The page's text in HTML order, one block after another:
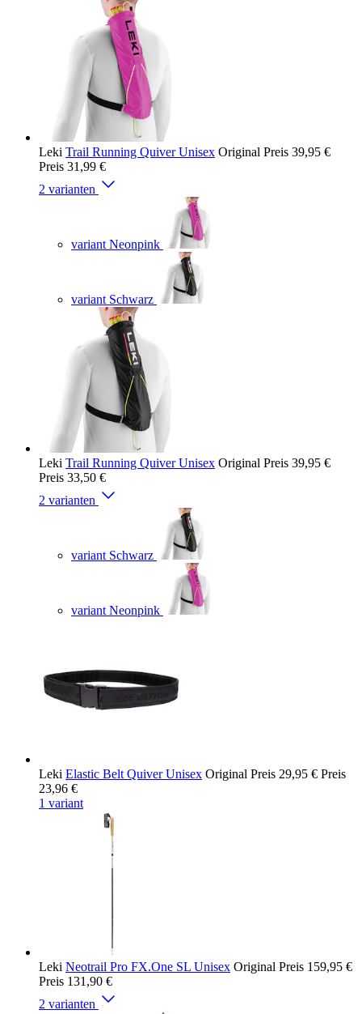
Leki Trail Running Quiver Unisex Original Preis 39,95 €
Preis 31,99 €
2 varianten
variant Neonpink
variant Schwarz
Leki Trail Running Quiver Unisex Original Preis 39,95 €
Preis 33,50 €
2 varianten
variant Schwarz
variant Neonpink
Leki Elastic Belt Quiver Unisex Original Preis 29,95 € Preis
23,96 €
1 variant
Leki Neotrail Pro FX.One SL Unisex Original Preis 159,95 €
Preis 131,90 €
2 varianten